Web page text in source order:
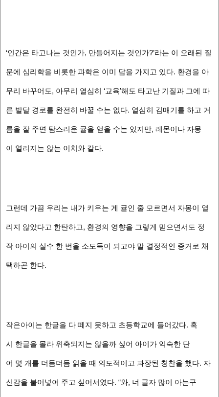
‘인간은 타고나는 것인가, 만들어지는 것인가?’라는 이 오래된 질
문에 심리학을 비롯한 과학은 이미 답을 가지고 있다. 환경을 아
무리 바꾸어도, 아무리 열심히 ‘교육’해도 타고난 기질과 그에 따
른 발달 경로를 완전히 바꿀 수는 없다. 열심히 김매기를 하고 거
름을 잘 주면 탐스러운 귤을 얻을 수는 있지만, 레몬이나 자몽
이 열리지는 않는 이치와 같다.
그런데 가끔 우리는 내가 키우는 게 귤인 줄 모르면서 자몽이 열
리지 않았다고 한탄하고, 환경의 영향을 그렇게 믿으면서도 정
작 아이의 실수 한 번을 소도둑이 되고야 말 결정적인 증거로 채
택하곤 한다.
작은아이는 한글을 다 떼지 못하고 초등학교에 들어갔다. 혹
시 한글을 몰라 위축되지는 않을까 싶어 아이가 익숙한 단
어 몇 개를 더듬더듬 읽을 때 의도적이고 과장된 칭찬을 했다. 자
신감을 불어넣어 주고 싶어서였다. “와, 너 글자 많이 아는구